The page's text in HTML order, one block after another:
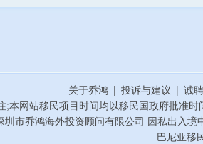
关于乔鸿 | 投诉与建议 | 诚
;本网站移民项目时间均以移民国政府批准
市乔鸿海外投资顾问有限公司 因私出入
巴尼亚移